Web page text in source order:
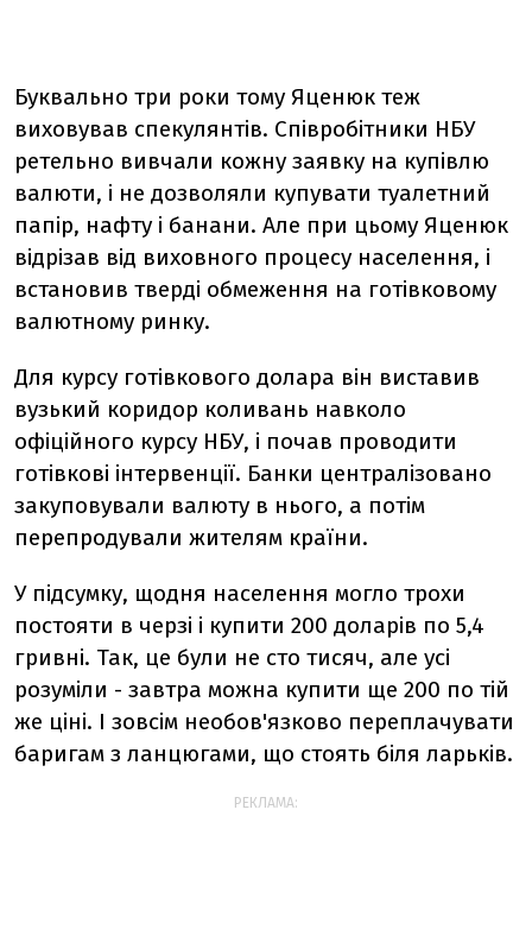
Буквально три роки тому Яценюк теж
виховував спекулянтів. Співробітники НБУ
ретельно вивчали кожну заявку на купівлю
валюти, і не дозволяли купувати туалетний
папір, нафту і банани. Але при цьому Яценюк
відрізав від виховного процесу населення, і
встановив тверді обмеження на готівковому
валютному ринку.
Для курсу готівкового долара він виставив
вузький коридор коливань навколо
офіційного курсу НБУ, і почав проводити
готівкові інтервенції. Банки централізовано
закуповували валюту в нього, а потім
перепродували жителям країни.
У підсумку, щодня населення могло трохи
постояти в черзі і купити 200 доларів по 5,4
гривні. Так, це були не сто тисяч, але усі
розуміли - завтра можна купити ще 200 по тій
же ціні. І зовсім необов'язково переплачувати
баригам з ланцюгами, що стоять біля ларьків.
РЕКЛАМА: